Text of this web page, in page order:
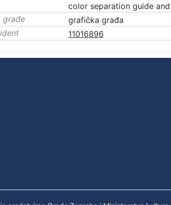
color separation guide
građe
grafička građa
11016896